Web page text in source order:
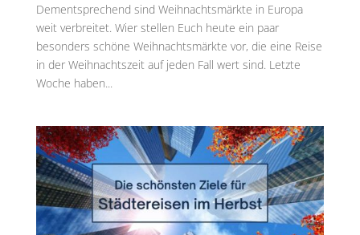
Dementsprechend sind Weihnachtsmärkte in Europa
weit verbreitet. Wier stellen Euch heute ein paar
besonders schöne Weihnachtsmärkte vor, die eine Reise
in der Weihnachtszeit auf jeden Fall wert sind. Letzte
Woche haben...